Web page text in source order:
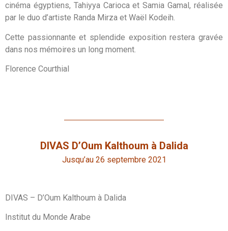
cinéma égyptiens, Tahiyya Carioca et Samia Gamal, réalisée
par le duo d’artiste Randa Mirza et Waël Kodeih.
Cette passionnante et splendide exposition restera gravée
dans nos mémoires un long moment.
Florence Courthial
DIVAS D’Oum Kalthoum à Dalida
Jusqu’au 26 septembre 2021
DIVAS – D’Oum Kalthoum à Dalida
Institut du Monde Arabe